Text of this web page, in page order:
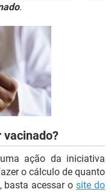
.
vacinado?
ação da iniciativa
o cálculo de quanto
basta acessar osite do